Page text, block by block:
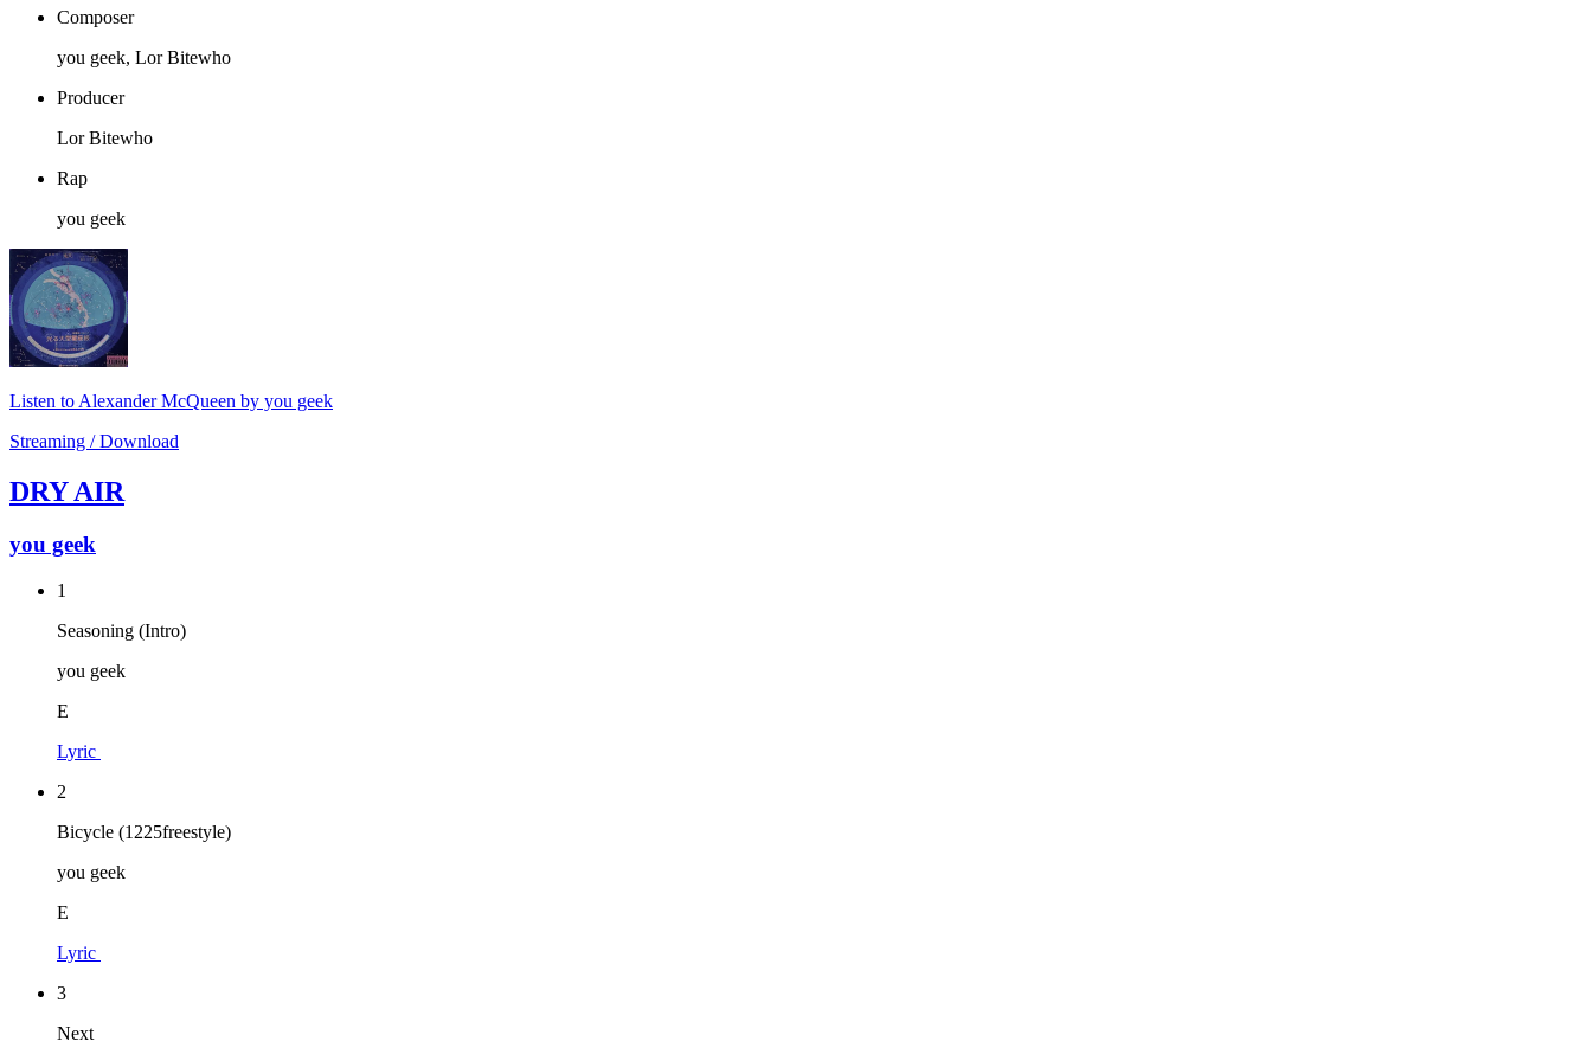
Composer
you geek, Lor Bitewho
Producer
Lor Bitewho
Rap
you geek
Listen to Alexander McQueen by you geek
Streaming / Download
DRY AIR
you geek
1
Seasoning (Intro)
you geek
E
Lyric
2
Bicycle (1225freestyle)
you geek
E
Lyric
3
Next